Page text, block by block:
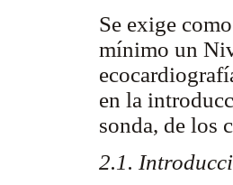
Se exige
mínimo un
en la
sonda, de los
2.1.